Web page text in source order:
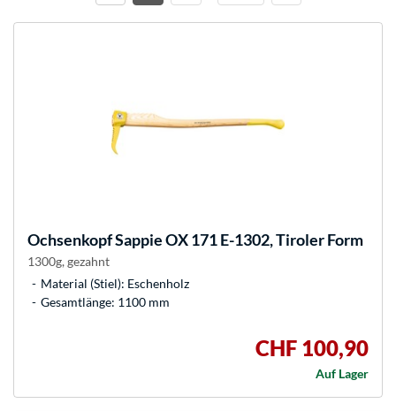
OchsenkopfSappie OX 171 E-1302, Tiroler Form
1300g, gezahnt
Material (Stiel): Eschenholz
Gesamtlänge: 1100 mm
CHF 100,90
Auf Lager